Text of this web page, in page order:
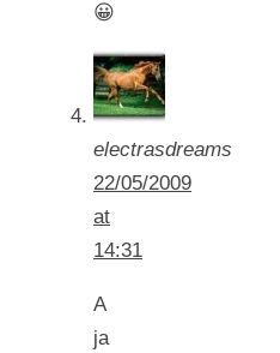
😀
electrasdreams
22/05/2009
at
14:31
A
ja